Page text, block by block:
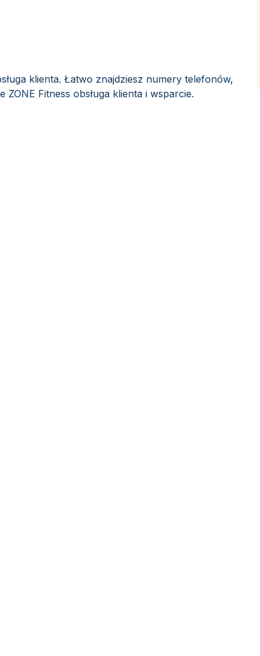
klienta. Łatwo znajdziesz numery telefonów,
Fitness obsługa klienta i wsparcie.